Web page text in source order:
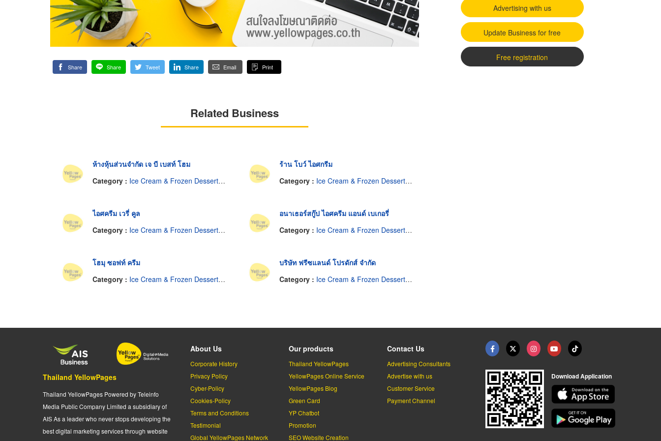
Share Share Tweet Share Email Print
Related Business
ห้างหุ้นส่วนจำกัด เจ บี เบสท์ โฮม
Category : Ice Cream & Frozen Desserts-Dealers
ร้าน โบว์ ไอศกรีม
Category : Ice Cream & Frozen Desserts-Dealers
ไอศครีม เวรี่ คูล
Category : Ice Cream & Frozen Desserts-Dealers
อนาเธอร์สกู๊ป ไอศครีม แอนด์ เบเกอรี่
Category : Ice Cream & Frozen Desserts-Dealers
โฮมุ ซอฟท์ ครีม
Category : Ice Cream & Frozen Desserts-Dealers
บริษัท ฟรีซแลนด์ โปรดักส์ จำกัด
Category : Ice Cream & Frozen Desserts-Dealers
Advertising with us
Update Business for free
Free registration
Thailand YellowPages
Thailand YellowPages Powered by Teleinfo
Media Public Company Limited a subsidiary of
AIS As a leader who never stops developing the
best digital marketing services through website
About Us
Corporate History
Privacy Policy
Cyber-Policy
Cookies-Policy
Terms and Conditions
Testimonial
Global YellowPages Network
Our products
Thailand YellowPages
YellowPages Online Service
YellowPages Blog
Green Card
YP Chatbot
Promotion
SEO Website Creation
Contact Us
Advertising Consultants
Advertise with us
Customer Service
Payment Channel
Download Application